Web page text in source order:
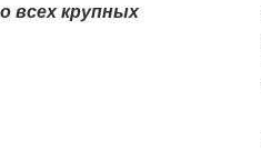
всех крупных